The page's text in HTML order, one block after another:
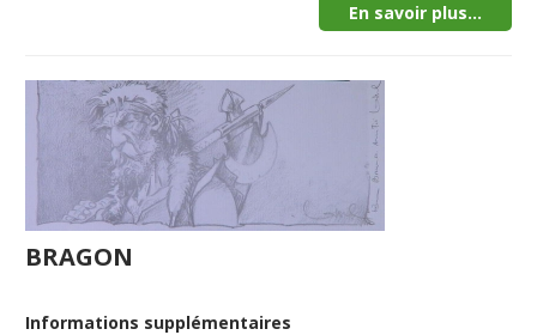
En savoir plus...
BRAGON
Informations supplémentaires